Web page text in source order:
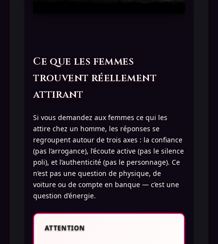
Ce que les femmes
trouvent réellement
attirant
Si vous demandez aux femmes ce qui les
attire chez un homme, les réponses se
regroupent autour de trois axes : la confiance
(pas l’arrogance), l’écoute active (pas le silence
poli), et l’authenticité (pas le personnage). Ce
n’est pas une question de physique, de
voiture ou de compte en banque — c’est une
question d’énergie.
ATTENTION